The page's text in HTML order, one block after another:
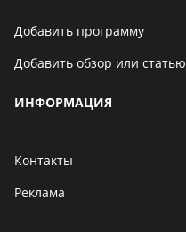
Добавить программу
Добавить обзор или статью
ИНФОРМАЦИЯ
Контакты
Реклама